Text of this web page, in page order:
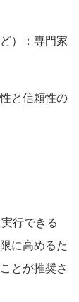
）：専門家
と信頼性の
行できる
に高めるた
とが推奨さ